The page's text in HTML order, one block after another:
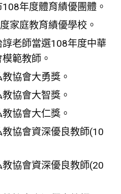
年度體育績優團體。
家庭教育績優學校。
老師當選108年度中華
範教師。
協會大勇獎。
協會大智獎。
協會大仁獎。
協會資深優良教師(10
協會資深優良教師(20